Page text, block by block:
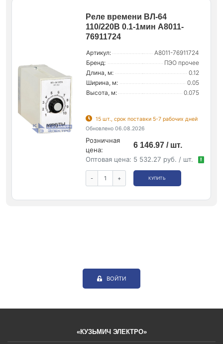
Реле времени ВЛ-64
110/220В 0.1-1мин A8011-
76911724
Артикул:
A8011-76911724
Бренд:
ПЭО прочее
Длина, м:
0.12
Ширина, м:
0.05
Высота, м:
0.075
15 шт., срок поставки 5-7 рабочих дней
Обновлено 06.08.2026
Розничная
цена:
6 146.97 / шт.
Оптовая цена: 5 532.27 руб. / шт. !
- + КУПИТЬ
ВОЙТИ
«КУЗЬМИЧ ЭЛЕКТРО»